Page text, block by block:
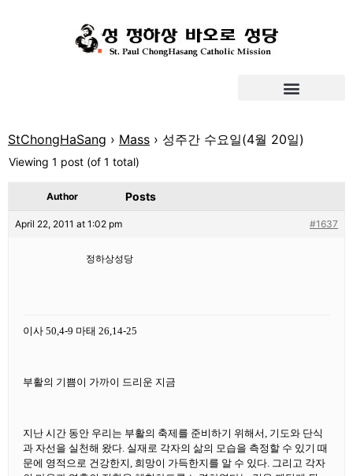
StChongHaSang › Mass › 성주간 수요일(4월 20일)
Viewing 1 post (of 1 total)
Author Posts
April 22, 2011 at 1:02 pm #1637
정하상성당
이사 50,4-9 마태 26,14-25
부활의 기쁨이 가까이 드리운 지금
지난 시간 동안 우리는 부활의 축제를 준비하기 위해서, 기도와 단식
과 자선을 실천해 왔다. 실재로 각자의 삶의 모습을 측정할 수 있기 때
문에 영적으로 건강한지, 희망이 가득한지를 알 수 있다. 그리고 각자